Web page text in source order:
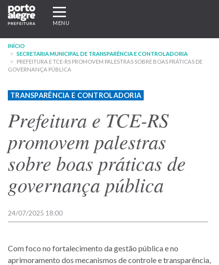
Pular
para
conteúdo
principal
Expandir/recolher
navegação
MENU
INÍCIO
SECRETARIA MUNICIPAL DE TRANSPARÊNCIA E CONTROLADORIA
PREFEITURA E TCE-RS PROMOVEM PALESTRAS SOBRE BOAS PRÁTICAS DE
GOVERNANÇA PÚBLICA
TRANSPARÊNCIA E CONTROLADORIA
Prefeitura e TCE-RS
promovem palestras
sobre boas práticas de
governança pública
24/07/2025 18:00
Com foco no fortalecimento da gestão pública e no
aprimoramento dos mecanismos de controle e transparência,